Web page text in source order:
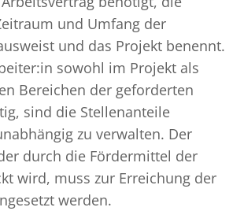
und Umfang der
und das Projekt benennt.
sowohl im Projekt als
Bereichen der geforderten
sind die Stellenanteile
zu verwalten. Der
durch die Fördermittel der
wird, muss zur Erreichung der
werden.